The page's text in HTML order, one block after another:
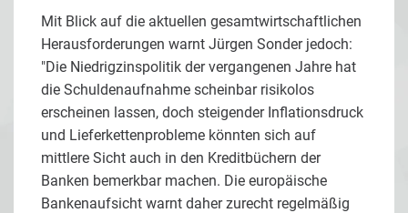
Mit Blick auf die aktuellen gesamtwirtschaftlichen
Herausforderungen warnt Jürgen Sonder jedoch:
"Die Niedrigzinspolitik der vergangenen Jahre hat
die Schuldenaufnahme scheinbar risikolos
erscheinen lassen, doch steigender Inflationsdruck
und Lieferkettenprobleme könnten sich auf
mittlere Sicht auch in den Kreditbüchern der
Banken bemerkbar machen. Die europäische
Bankenaufsicht warnt daher zurecht regelmäßig